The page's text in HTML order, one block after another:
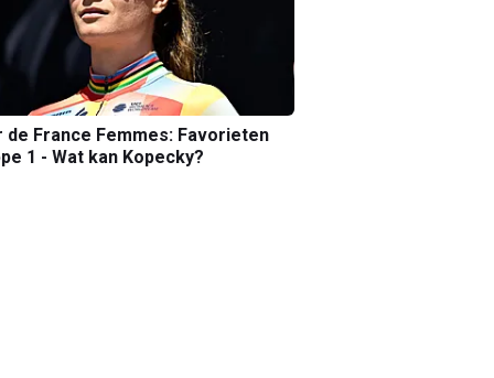
de France Femmes: Favorieten
1 - Wat kan Kopecky?